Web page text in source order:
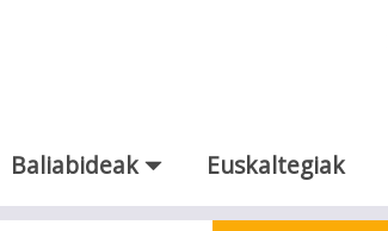
Baliabideak Euskaltegiak